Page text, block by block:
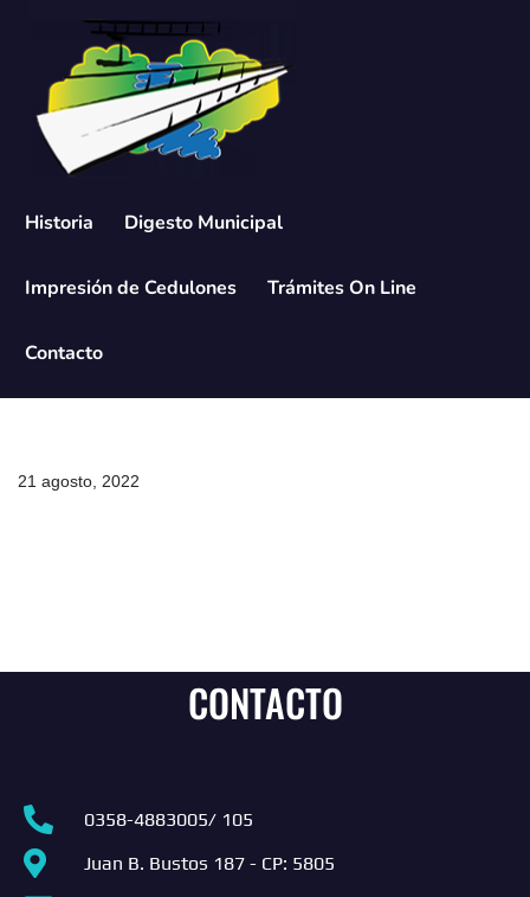
contenido
Historia Digesto Municipal
Impresión de Cedulones Trámites On Line
Contacto
21 agosto, 2022
CONTACTO
0358-4883005/ 105
Juan B. Bustos 187 - CP: 5805